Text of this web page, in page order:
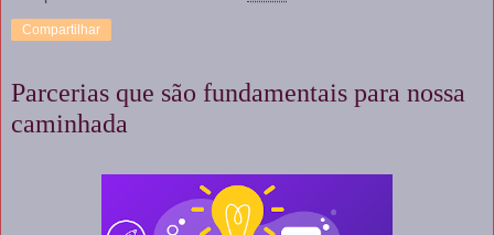
Compartilhar
Parcerias que são fundamentais para nossa
caminhada